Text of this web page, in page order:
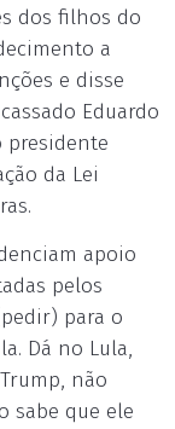
dos filhos do
a
e disse
Eduardo
presidente
da Lei
apoio
pelos
para o
Dá no Lula,
não
sabe que ele